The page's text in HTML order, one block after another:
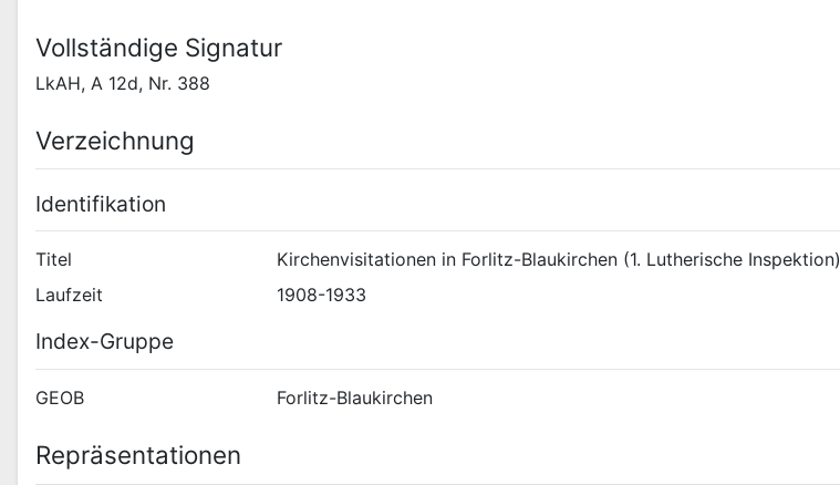
Vollständige Signatur
LkAH, A 12d, Nr. 388
Verzeichnung
Identifikation
Titel
Kirchenvisitationen in Forlitz-Blaukirchen (1. Lutherische Inspektion)
Laufzeit
1908-1933
Index-Gruppe
GEOB Forlitz-Blaukirchen
Repräsentationen